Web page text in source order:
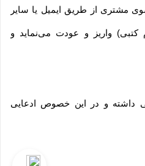
مشتری از طریق ایمیل یا سایر
کتبی) واریز و عودت می‌نماید و
داشته و در این خصوص ادعایی